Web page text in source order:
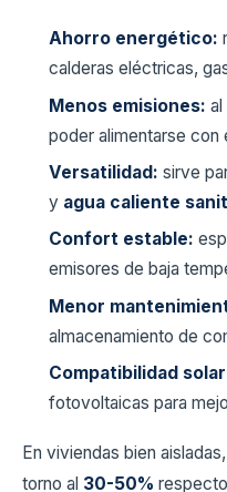
Ahorro energético:
calderas eléctricas,
Menos emisiones:
poder alimentarse
Versatilidad: sirve
y agua caliente
Confort estable:
emisores de baja
Menor
almacenamiento de
Compatibilidad
fotovoltaicas para
En viviendas bien
torno al 30-50%